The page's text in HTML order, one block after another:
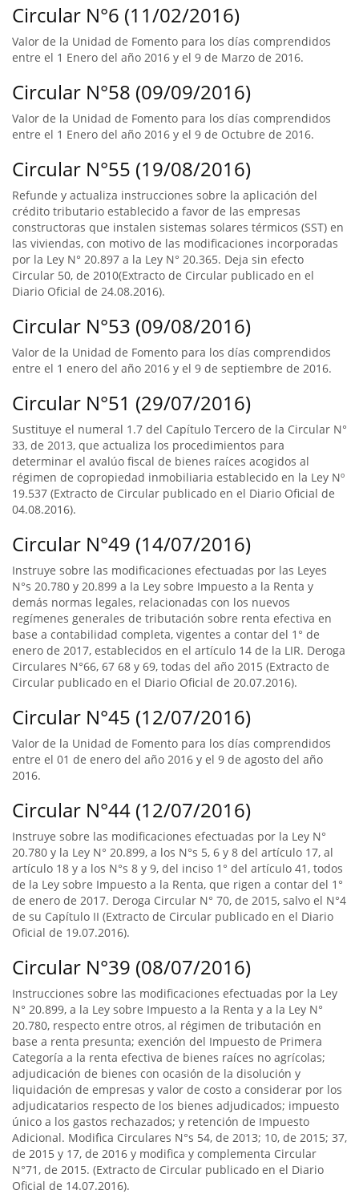
Circular N°6 (11/02/2016)
Valor de la Unidad de Fomento para los días comprendidos
entre el 1 Enero del año 2016 y el 9 de Marzo de 2016.
Circular N°58 (09/09/2016)
Valor de la Unidad de Fomento para los días comprendidos
entre el 1 Enero del año 2016 y el 9 de Octubre de 2016.
Circular N°55 (19/08/2016)
Refunde y actualiza instrucciones sobre la aplicación del
crédito tributario establecido a favor de las empresas
constructoras que instalen sistemas solares térmicos (SST) en
las viviendas, con motivo de las modificaciones incorporadas
por la Ley N° 20.897 a la Ley N° 20.365. Deja sin efecto
Circular 50, de 2010(Extracto de Circular publicado en el
Diario Oficial de 24.08.2016).
Circular N°53 (09/08/2016)
Valor de la Unidad de Fomento para los días comprendidos
entre el 1 enero del año 2016 y el 9 de septiembre de 2016.
Circular N°51 (29/07/2016)
Sustituye el numeral 1.7 del Capítulo Tercero de la Circular N°
33, de 2013, que actualiza los procedimientos para
determinar el avalúo fiscal de bienes raíces acogidos al
régimen de copropiedad inmobiliaria establecido en la Ley Nº
19.537 (Extracto de Circular publicado en el Diario Oficial de
04.08.2016).
Circular N°49 (14/07/2016)
Instruye sobre las modificaciones efectuadas por las Leyes
N°s 20.780 y 20.899 a la Ley sobre Impuesto a la Renta y
demás normas legales, relacionadas con los nuevos
regímenes generales de tributación sobre renta efectiva en
base a contabilidad completa, vigentes a contar del 1° de
enero de 2017, establecidos en el artículo 14 de la LIR. Deroga
Circulares N°66, 67 68 y 69, todas del año 2015 (Extracto de
Circular publicado en el Diario Oficial de 20.07.2016).
Circular N°45 (12/07/2016)
Valor de la Unidad de Fomento para los días comprendidos
entre el 01 de enero del año 2016 y el 9 de agosto del año
2016.
Circular N°44 (12/07/2016)
Instruye sobre las modificaciones efectuadas por la Ley N°
20.780 y la Ley N° 20.899, a los N°s 5, 6 y 8 del artículo 17, al
artículo 18 y a los N°s 8 y 9, del inciso 1° del artículo 41, todos
de la Ley sobre Impuesto a la Renta, que rigen a contar del 1°
de enero de 2017. Deroga Circular N° 70, de 2015, salvo el N°4
de su Capítulo II (Extracto de Circular publicado en el Diario
Oficial de 19.07.2016).
Circular N°39 (08/07/2016)
Instrucciones sobre las modificaciones efectuadas por la Ley
N° 20.899, a la Ley sobre Impuesto a la Renta y a la Ley N°
20.780, respecto entre otros, al régimen de tributación en
base a renta presunta; exención del Impuesto de Primera
Categoría a la renta efectiva de bienes raíces no agrícolas;
adjudicación de bienes con ocasión de la disolución y
liquidación de empresas y valor de costo a considerar por los
adjudicatarios respecto de los bienes adjudicados; impuesto
único a los gastos rechazados; y retención de Impuesto
Adicional. Modifica Circulares N°s 54, de 2013; 10, de 2015; 37,
de 2015 y 17, de 2016 y modifica y complementa Circular
N°71, de 2015. (Extracto de Circular publicado en el Diario
Oficial de 14.07.2016).